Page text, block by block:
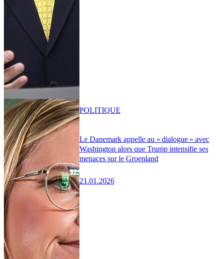
Le Danemark appelle au « dialogue » avec
Washington alors que Trump intensifie ses
menaces sur le Groenland
21.01.2026
POLITIQUE